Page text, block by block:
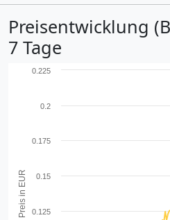
Preisentwicklung
7 Tage
Preis in EUR 0.125
0.15
0.175
0.2
0.225